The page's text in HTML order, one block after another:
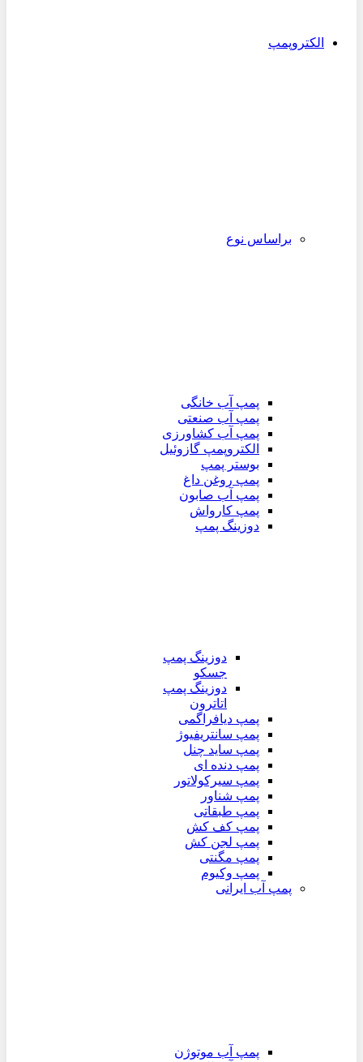
الکتروپمپ
براساس نوع
پمپ آب خانگی
پمپ آب صنعتی
پمپ آب کشاورزی
الکتروپمپ گازوئیل
بوستر پمپ
پمپ روغن داغ
پمپ آب صابون
پمپ کارواش
دوزینگ پمپ
دوزینگ پمپ
جسکو
دوزینگ پمپ
اتاترون
پمپ دیافراگمی
پمپ سانتریفیوژ
پمپ ساید چنل
پمپ دنده ای
پمپ سیرکولاتور
پمپ شناور
پمپ طبقاتی
پمپ کف کش
پمپ لجن کش
پمپ مگنتی
پمپ وکیوم
پمپ آب ایرانی
پمپ آب موتوژن